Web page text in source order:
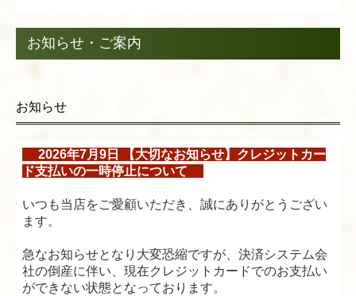
お知らせ・ご案内
お知らせ
2026年7月9日 【大切なお知らせ】 クレジットカー
ド支払いの一時停止について
いつも当店をご愛顧いただき、誠にありがとうござい
ます。
急なお知らせとなり大変恐縮ですが、決済システム会
社の倒産に伴い、現在クレジットカードでのお支払い
ができない状態となっております。